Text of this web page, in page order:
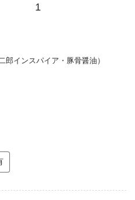
1
インスパイア・豚骨醤油）